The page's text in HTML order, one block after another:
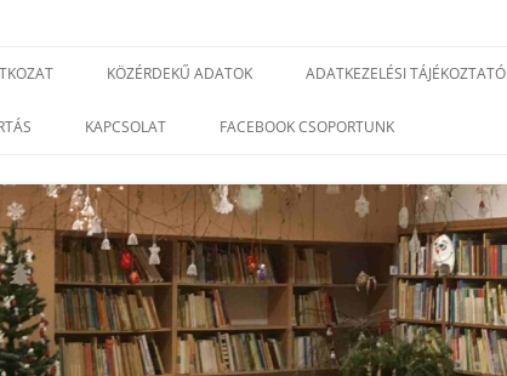
a
tartalomba
KÖZÉRDEKŰ ADATOK ADATKEZELÉSI TÁJÉKOZTATÓ
KAPCSOLAT FACEBOOK CSOPORTUNK